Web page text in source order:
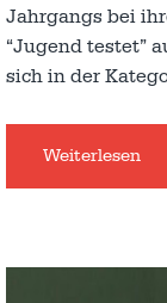
Jahrgangs bei
“Jugend testet”
sich in der
Weiterlesen